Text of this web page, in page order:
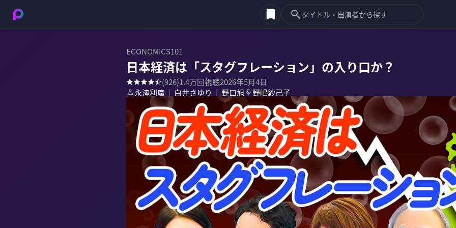
ECONOMICS101
日本経済は「スタグフレーション」の入り口か？
(926)1.4万回視聴2026年5月4日
永濱利廣 ｜ 白井さゆり ｜ 野口旭 野嶋紗己子